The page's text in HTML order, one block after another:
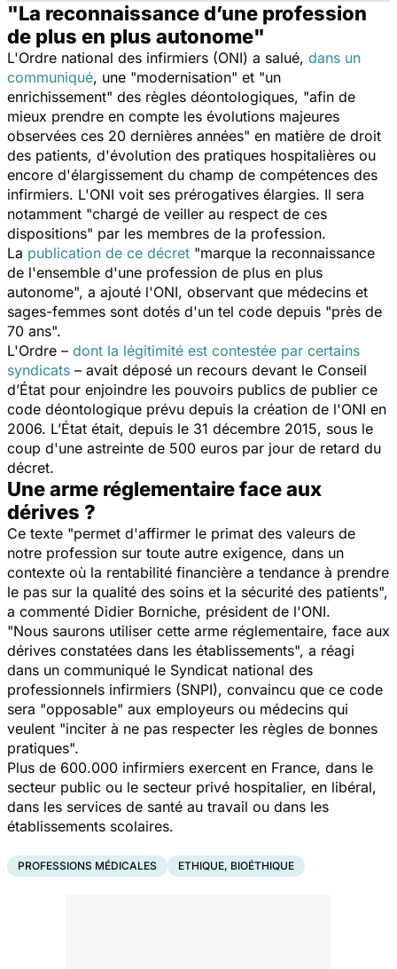
"La reconnaissance d’une profession
de plus en plus autonome"
L'Ordre national des infirmiers (ONI) a salué, dans un
communiqué, une "modernisation" et "un
enrichissement" des règles déontologiques, "afin de
mieux prendre en compte les évolutions majeures
observées ces 20 dernières années" en matière de droit
des patients, d'évolution des pratiques hospitalières ou
encore d'élargissement du champ de compétences des
infirmiers. L'ONI voit ses prérogatives élargies. Il sera
notamment "chargé de veiller au respect de ces
dispositions" par les membres de la profession.
La publication de ce décret "marque la reconnaissance
de l'ensemble d'une profession de plus en plus
autonome", a ajouté l'ONI, observant que médecins et
sages-femmes sont dotés d'un tel code depuis "près de
70 ans".
L'Ordre – dont la légitimité est contestée par certains
syndicats – avait déposé un recours devant le Conseil
d’État pour enjoindre les pouvoirs publics de publier ce
code déontologique prévu depuis la création de l'ONI en
2006. L’État était, depuis le 31 décembre 2015, sous le
coup d'une astreinte de 500 euros par jour de retard du
décret.
Une arme réglementaire face aux
dérives ?
Ce texte "permet d'affirmer le primat des valeurs de
notre profession sur toute autre exigence, dans un
contexte où la rentabilité financière a tendance à prendre
le pas sur la qualité des soins et la sécurité des patients",
a commenté Didier Borniche, président de l'ONI.
"Nous saurons utiliser cette arme réglementaire, face aux
dérives constatées dans les établissements", a réagi
dans un communiqué le Syndicat national des
professionnels infirmiers (SNPI), convaincu que ce code
sera "opposable" aux employeurs ou médecins qui
veulent "inciter à ne pas respecter les règles de bonnes
pratiques".
Plus de 600.000 infirmiers exercent en France, dans le
secteur public ou le secteur privé hospitalier, en libéral,
dans les services de santé au travail ou dans les
établissements scolaires.
PROFESSIONS MÉDICALES ETHIQUE, BIOÉTHIQUE